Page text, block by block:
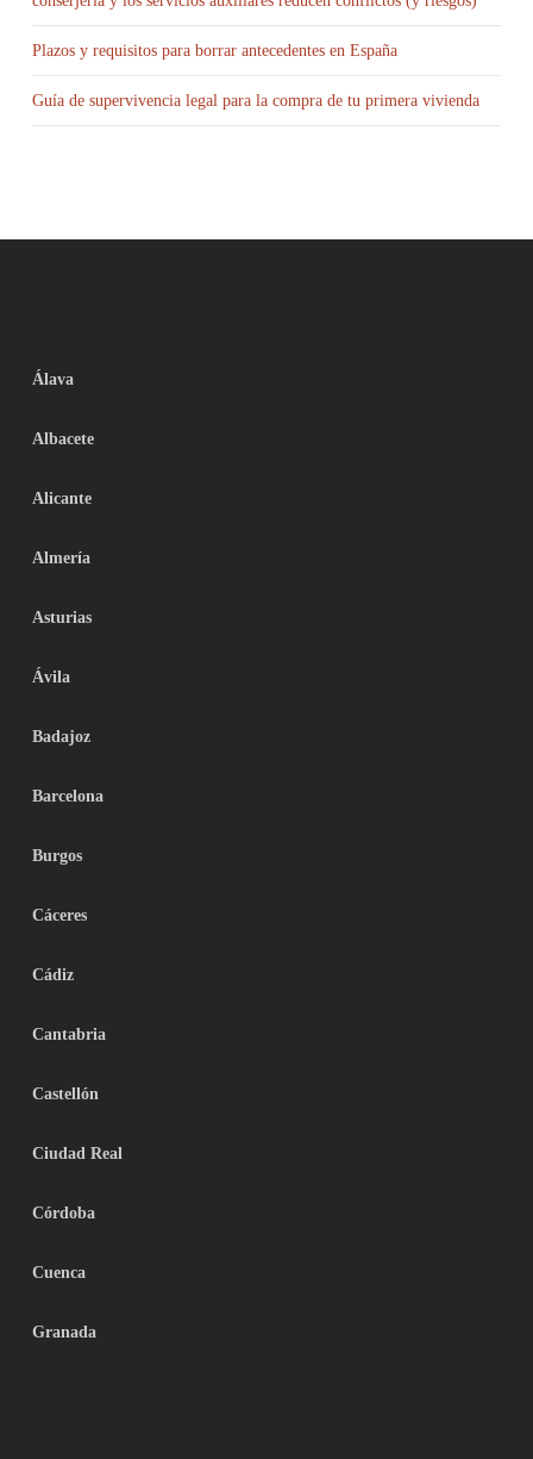
Plazos y requisitos para borrar antecedentes en España
Guía de supervivencia legal para la compra de tu primera vivienda
Álava
Albacete
Alicante
Almería
Asturias
Ávila
Badajoz
Barcelona
Burgos
Cáceres
Cádiz
Cantabria
Castellón
Ciudad Real
Córdoba
Cuenca
Granada